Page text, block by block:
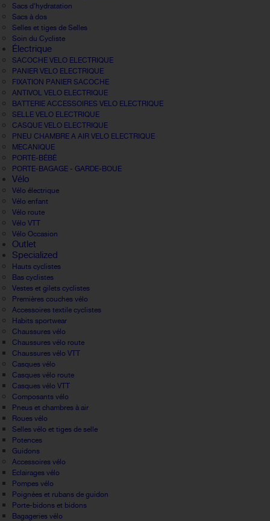
Sacs d'hydratation
Sacs à dos
Selles et tiges de Selles
Soin du Cycliste
Électrique
SACOCHE VELO ELECTRIQUE
PANIER VELO ELECTRIQUE
FIXATION PANIER SACOCHE
ANTIVOL VELO ELECTRIQUE
BATTERIE ACCESSOIRES VELO ELECTRIQUE
SELLE VELO ELECTRIQUE
CASQUE VELO ELECTRIQUE
PNEU CHAMBRE A AIR VELO ELECTRIQUE
MECANIQUE
PORTE-BÉBÉ
PORTE-BAGAGE - GARDE-BOUE
Vélo
Vélo électrique
Vélo enfant
Vélo route
Vélo VTT
Vélo Occasion
Outlet
Specialized
Hauts cyclistes
Bas cyclistes
Vestes et gilets cyclistes
Premières couches vélo
Accessoires textile cyclistes
Habits sportwear
Chaussures vélo
Chaussures vélo route
Chaussures vélo VTT
Casques vélo
Casques vélo route
Casques vélo VTT
Composants vélo
Pneus et chambres à air
Roues vélo
Selles vélo et tiges de selle
Potences
Guidons
Accessoires vélo
Eclairages vélo
Pompes vélo
Poignées et rubans de guidon
Porte-bidons et bidons
Bagageries vélo